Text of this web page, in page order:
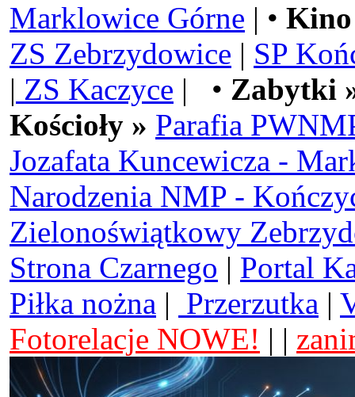
Marklowice Górne | •
ZS Zebrzydowice | SP
| ZS Kaczyce | • Zabytki
Kościoły » Parafia
Jozafata Kuncewicza -
Narodzenia NMP -
Zielonoświątkowy
Strona Czarnego | Portal
Piłka nożna | Przerzutka |
Fotorelacje NOWE! | |